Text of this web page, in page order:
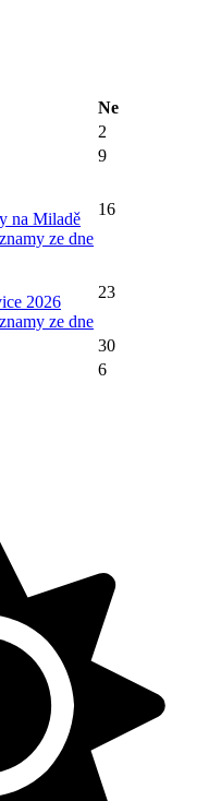
Ne
2
9
na Miladě
ze dne
16
2026
ze dne
23
30
6